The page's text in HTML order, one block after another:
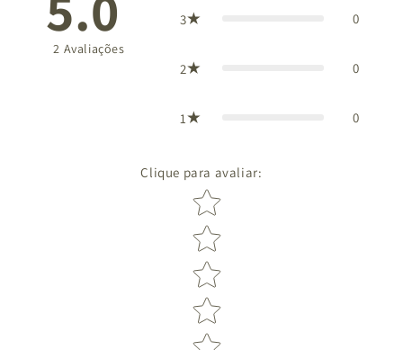
2 Avaliações
3 0
2 0
1 0
Clique para avaliar:
Star rating